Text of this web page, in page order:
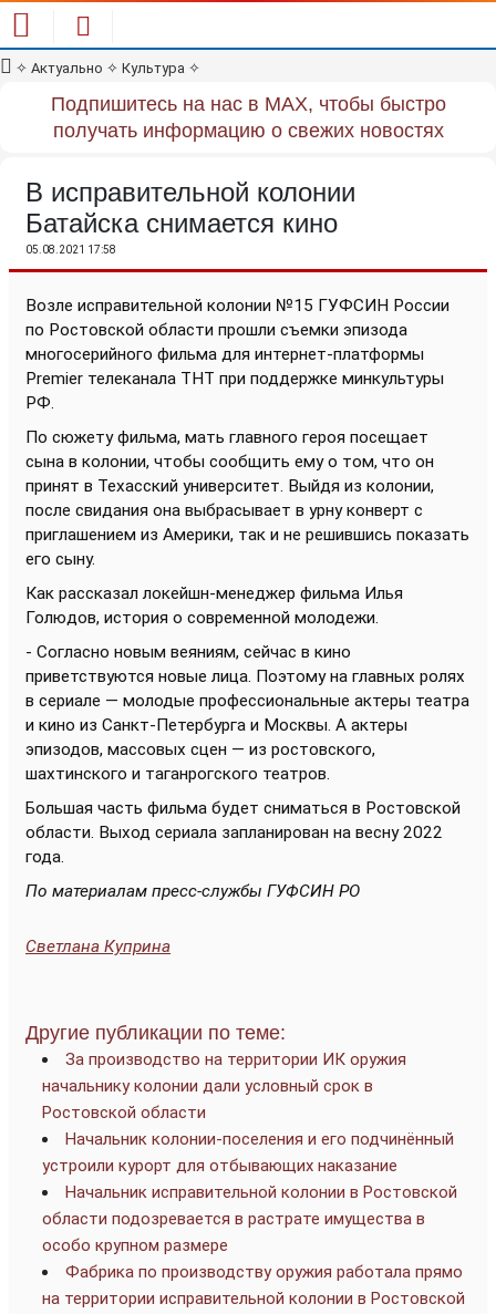
✧ Актуально ✧ Культура ✧
Подпишитесь на нас в MAX, чтобы быстро
получать информацию о свежих новостях
В исправительной колонии
Батайска снимается кино
05.08.2021 17:58
Возле исправительной колонии №15 ГУФСИН России
по Ростовской области прошли съемки эпизода
многосерийного фильма для интернет-платформы
Premier телеканала ТНТ при поддержке минкультуры
РФ.
По сюжету фильма, мать главного героя посещает
сына в колонии, чтобы сообщить ему о том, что он
принят в Техасский университет. Выйдя из колонии,
после свидания она выбрасывает в урну конверт с
приглашением из Америки, так и не решившись показать
его сыну.
Как рассказал локейшн-менеджер фильма Илья
Голюдов, история о современной молодежи.
- Согласно новым веяниям, сейчас в кино
приветствуются новые лица. Поэтому на главных ролях
в сериале — молодые профессиональные актеры театра
и кино из Санкт-Петербурга и Москвы. А актеры
эпизодов, массовых сцен — из ростовского,
шахтинского и таганрогского театров.
Большая часть фильма будет сниматься в Ростовской
области. Выход сериала запланирован на весну 2022
года.
По материалам пресс-службы ГУФСИН РО
Светлана Куприна
Другие публикации по теме:
За производство на территории ИК оружия
начальнику колонии дали условный срок в
Ростовской области
Начальник колонии-поселения и его подчинённый
устроили курорт для отбывающих наказание
Начальник исправительной колонии в Ростовской
области подозревается в растрате имущества в
особо крупном размере
Фабрика по производству оружия работала прямо
на территории исправительной колонии в Ростовской